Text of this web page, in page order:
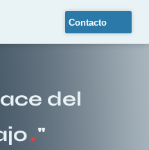
Contacto
del
."